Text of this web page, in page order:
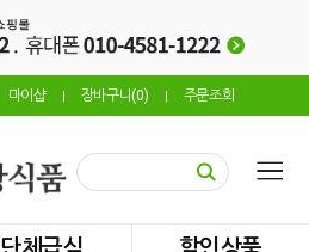
마이샵 장바구니(0) 주문조회